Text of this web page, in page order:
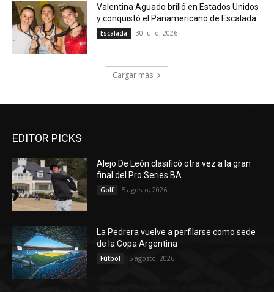
Valentina Aguado brilló en Estados Unidos
y conquistó el Panamericano de Escalada
Escalada 30 julio, 2026
Cargar más
EDITOR PICKS
Alejo De León clasificó otra vez a la gran
final del Pro Series BA
Golf 5 agosto, 2026
La Pedrera vuelve a perfilarse como sede
de la Copa Argentina
Fútbol 5 agosto, 2026